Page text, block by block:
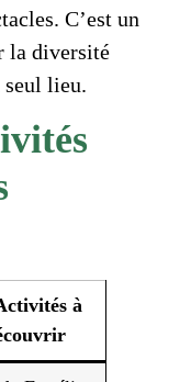
C’est un
la diversité
seul lieu.
à